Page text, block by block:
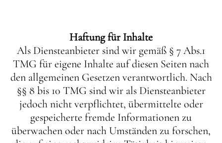
Haftung für Inhalte
Als Diensteanbieter sind wir gemäß § 7 Abs.1
TMG für eigene Inhalte auf diesen Seiten nach
den allgemeinen Gesetzen verantwortlich. Nach
§§ 8 bis 10 TMG sind wir als Diensteanbieter
jedoch nicht verpflichtet, übermittelte oder
gespeicherte fremde Informationen zu
überwachen oder nach Umständen zu forschen,